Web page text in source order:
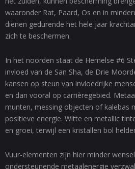
waaronder Rat, Paard, Os en in
dienen gedurende het hele jaar
zich te beschermen.
In het noorden staat de Hemelse #6
invloed van de San Sha, de Drie
kansen op steun van invloedrijke
en dan vooral op carrièregebied.
munten, messing objecten of kalebas
positieve energie. Witte en metallic
en groei, terwijl een kristallen bol
Vuur-elementen zijn hier minder
ondersteunende metaalenergie